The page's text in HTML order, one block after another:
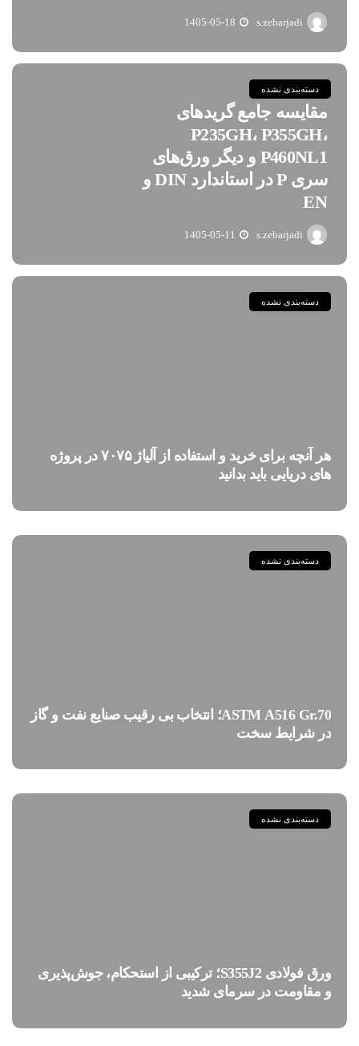
s.zebarjadi
1405-05-18
دسته‌بندی نشده
مقایسه جامع گریدهای
P235GH، P355GH،
P460NL1 و دیگر ورق‌های
سری P در استاندارد DIN و
EN
s.zebarjadi
1405-05-11
دسته‌بندی نشده
هر آنچه برای خرید و استفاده از آلیاژ ۷۰۷۵ در پروژه
های دریایی باید بدانید
دسته‌بندی نشده
ASTM A516 Gr.70؛ انتخاب بی رقیب صنایع نفت و گاز
در شرایط سخت
دسته‌بندی نشده
ورق فولادی S355J2؛ ترکیبی از استحکام، جوش‌پذیری
و مقاومت در سرمای شدید